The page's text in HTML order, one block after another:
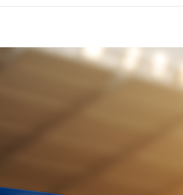
ACILIST
Bewehrungstechnik-